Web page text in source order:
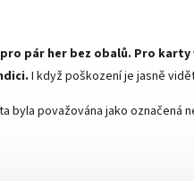
pár her bez obalů. Pro karty
I když poškození je jasně
byla považována jako označená